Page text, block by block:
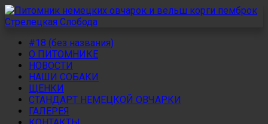
#18 (без названия)
О ПИТОМНИКЕ
НОВОСТИ
НАШИ СОБАКИ
ЩЕНКИ
СТАНДАРТ НЕМЕЦКОЙ ОВЧАРКИ
ГАЛЕРЕЯ